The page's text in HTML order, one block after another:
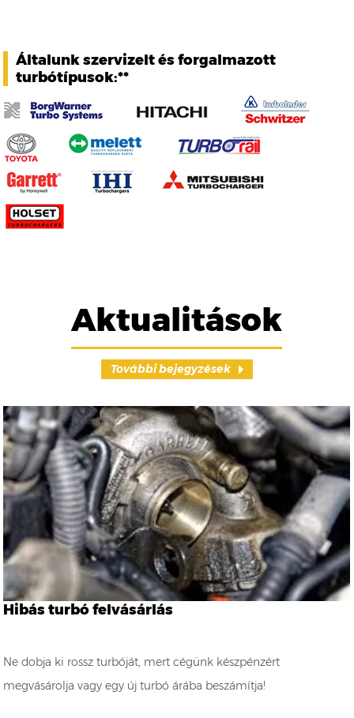
Általunk szervizelt és forgalmazott
turbótípusok:**
Aktualitások
További bejegyzések
Hibás turbó felvásárlás
Ne dobja ki rossz turbóját, mert cégünk készpénzért
megvásárolja vagy egy új turbó árába beszámítja!